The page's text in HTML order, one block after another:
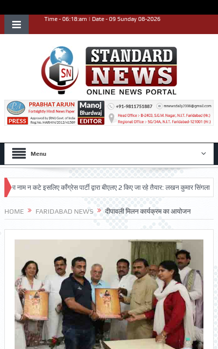
Time - 06:18:am | Date - 09 Sunday 08-2026
Menu
न कटे इसलिए काँग्रेस पार्टी द्वारा बीएलए 2 किए जा रहे तैयार: लखन कुमार सिंगला
HOME FARIDABAD NEWS दीपावली मिलन कार्यक्रम का आयोजन